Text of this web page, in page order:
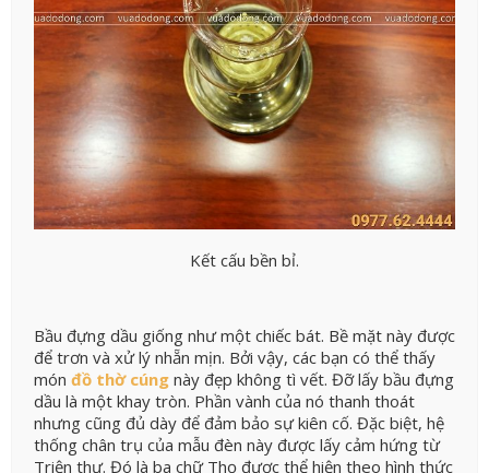
Kết cấu bền bỉ.
Bầu đựng dầu giống như một chiếc bát. Bề mặt này được
để trơn và xử lý nhẵn mịn. Bởi vậy, các bạn có thể thấy
món đồ thờ cúng này đẹp không tì vết. Đỡ lấy bầu đựng
dầu là một khay tròn. Phần vành của nó thanh thoát
nhưng cũng đủ dày để đảm bảo sự kiên cố. Đặc biệt, hệ
thống chân trụ của mẫu đèn này được lấy cảm hứng từ
Triện thư. Đó là ba chữ Thọ được thể hiện theo hình thức